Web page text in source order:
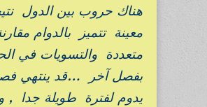
هناك حروب بين الدول
معينة تتميز بالدوام
متعددة والتسويات في
بفصل آخر …قد ينتهي
يدوم لفترة طويلة جدا ,